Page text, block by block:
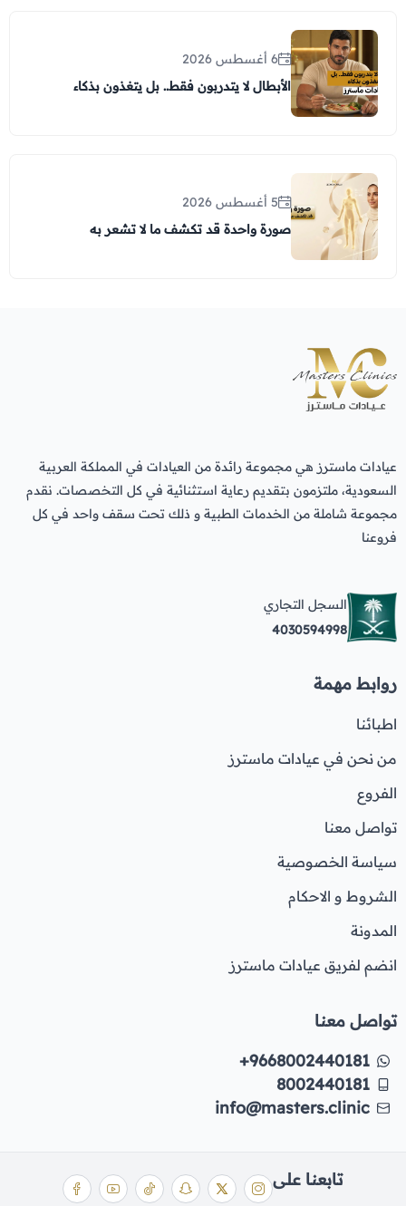
6 أغسطس 2026
الأبطال لا يتدربون فقط.. بل يتغذون بذكاء
5 أغسطس 2026
صورة واحدة قد تكشف ما لا تشعر به
عيادات ماسترز هي مجموعة رائدة من العيادات في المملكة العربية
السعودية، ملتزمون بتقديم رعاية استثنائية في كل التخصصات. نقدم
مجموعة شاملة من الخدمات الطبية و ذلك تحت سقف واحد في كل
فروعنا
السجل التجاري
4030594998
روابط مهمة
اطبائنا
من نحن في عيادات ماسترز
الفروع
تواصل معنا
سياسة الخصوصية
الشروط و الاحكام
المدونة
انضم لفريق عيادات ماسترز
تواصل معنا
+9668002440181
8002440181
info@masters.clinic
تابعنا على